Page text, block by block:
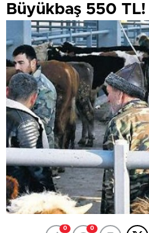
Büyükbaş 550 TL!
0 0